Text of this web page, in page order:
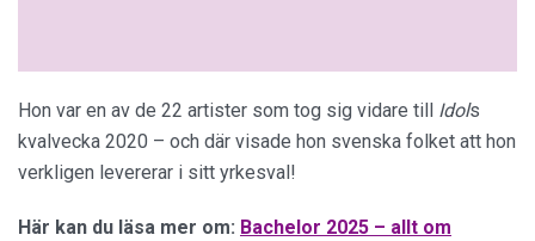
Hon var en av de 22 artister som tog sig vidare till Idols
kvalvecka 2020 – och där visade hon svenska folket att hon
verkligen levererar i sitt yrkesval!
Här kan du läsa mer om: Bachelor 2025 – allt om